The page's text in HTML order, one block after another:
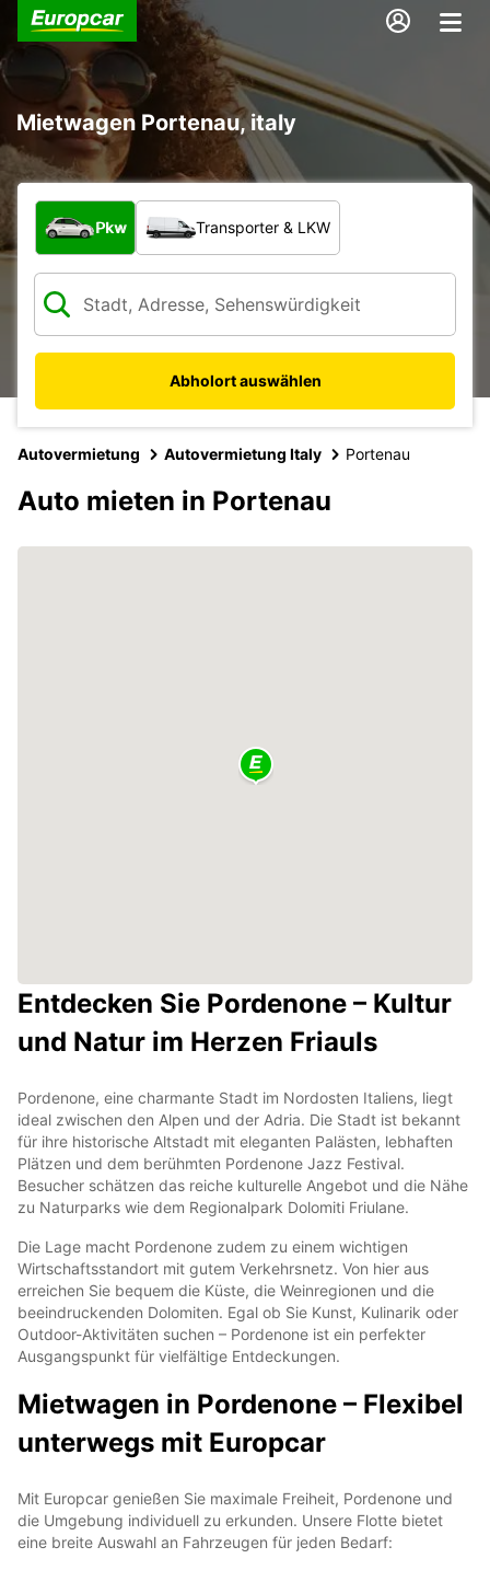
Mietwagen Portenau, italy
Welche Art von Fahrzeug?
Pkw Transporter & LKW
Abholort auswählen
Autovermietung Autovermietung Italy Portenau
Auto mieten in Portenau
Entdecken Sie Pordenone – Kultur
und Natur im Herzen Friauls
Pordenone, eine charmante Stadt im Nordosten Italiens, liegt
ideal zwischen den Alpen und der Adria. Die Stadt ist bekannt
für ihre historische Altstadt mit eleganten Palästen, lebhaften
Plätzen und dem berühmten Pordenone Jazz Festival.
Besucher schätzen das reiche kulturelle Angebot und die Nähe
zu Naturparks wie dem Regionalpark Dolomiti Friulane.
Die Lage macht Pordenone zudem zu einem wichtigen
Wirtschaftsstandort mit gutem Verkehrsnetz. Von hier aus
erreichen Sie bequem die Küste, die Weinregionen und die
beeindruckenden Dolomiten. Egal ob Sie Kunst, Kulinarik oder
Outdoor-Aktivitäten suchen – Pordenone ist ein perfekter
Ausgangspunkt für vielfältige Entdeckungen.
Mietwagen in Pordenone – Flexibel
unterwegs mit Europcar
Mit Europcar genießen Sie maximale Freiheit, Pordenone und
die Umgebung individuell zu erkunden. Unsere Flotte bietet
eine breite Auswahl an Fahrzeugen für jeden Bedarf: